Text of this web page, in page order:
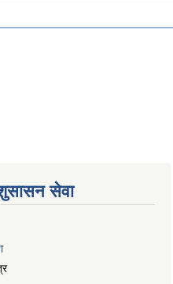
सेवा